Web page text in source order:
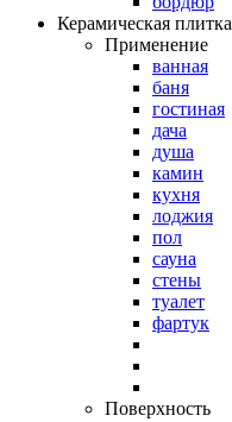
Керамическая плитка
Применение
ванная
баня
гостиная
дача
душа
камин
кухня
лоджия
пол
сауна
стены
туалет
фартук
Поверхность